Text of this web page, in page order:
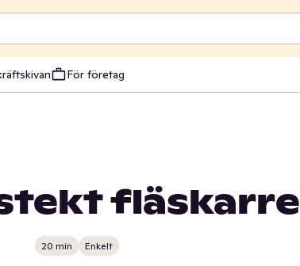
För företag
fläskarre
20 min Enkelt